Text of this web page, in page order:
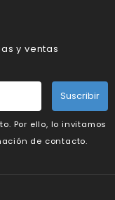
y ventas
Suscribir
Por ello, lo invitamos
de contacto.